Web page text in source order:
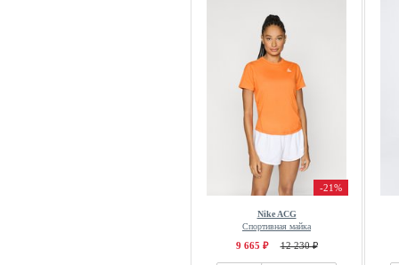
-21%
Nike ACG
Спортивная майка
9 665 ₽ 12 230 ₽